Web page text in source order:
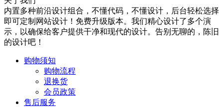
内置多种前沿设计组合，不懂代码，不懂设计，后台轻松选择
即可定制网站设计！免费升级版本。我们精心设计了多个演
示，以确保给客户提供干净和现代的设计。告别无聊的，陈旧
的设计吧！
购物须知
购物流程
退换货
会员政策
售后服务